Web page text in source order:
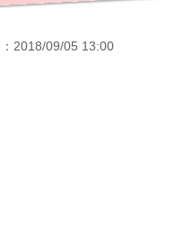
2018/09/05 13:00